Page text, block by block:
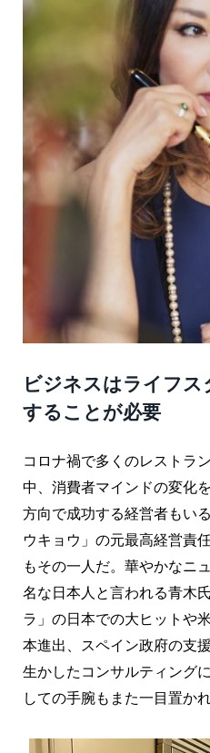
ビジネスはライフ
することが必要
コロナ禍で多くのレストラ
中、消費者マインドの変化
方向で成功する経営者もい
ウキョウ」の元最高経営責
もその一人だ。華やかなニ
名な日本人と言われる青木
ラ」の日本での大ヒットや
本進出、スペイン政府の支
生かしたコンサルティング
しての手腕もまた一目置か